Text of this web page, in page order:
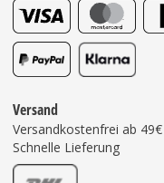
Versand
Versandkostenfrei ab 49€
Schnelle Lieferung